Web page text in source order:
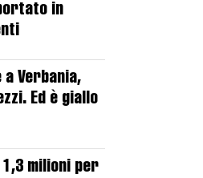
in
a Verbania,
Ed è giallo
1,3 milioni per